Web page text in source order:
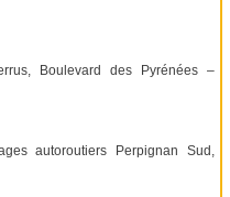
Boulevard des Pyrénées –
autoroutiers Perpignan Sud,